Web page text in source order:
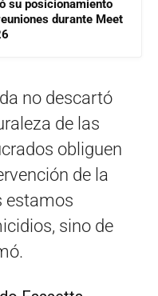
su posicionamiento
durante Meet
no descartó
de las
obliguen
de la
estamos
sino de